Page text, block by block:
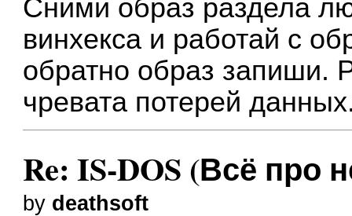
Сними образ раздела
винхекса и работай с
обратно образ запиши.
чревата потерей
Re: IS-DOS (Всё про
by deathsoft